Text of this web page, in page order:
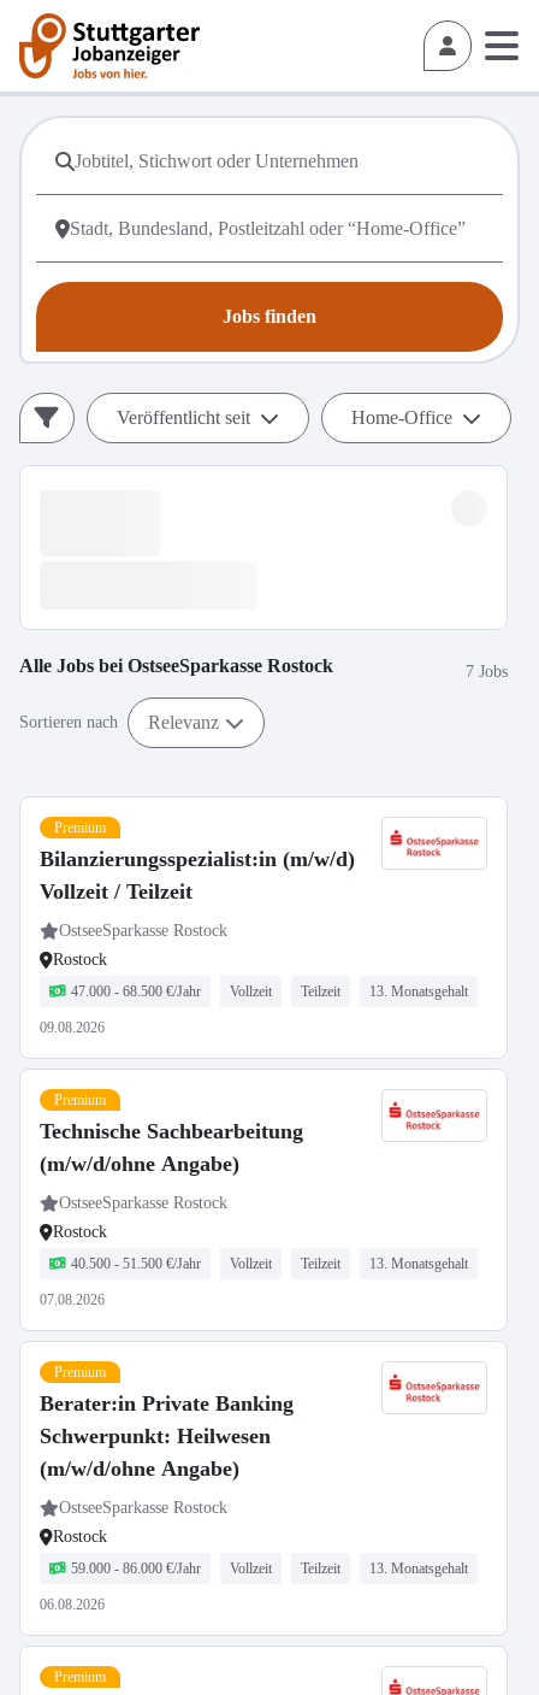
Jobs finden
Veröffentlicht seit Home-Office
Alle Jobs bei OstseeSparkasse Rostock 7 Jobs
Sortieren nach Relevanz
Premium
Bilanzierungsspezialist:in (m/w/d)
Vollzeit / Teilzeit
OstseeSparkasse Rostock
Rostock
47.000 - 68.500 €/Jahr Vollzeit Teilzeit 13. Monatsgehalt
09.08.2026
Premium
Technische Sachbearbeitung
(m/w/d/ohne Angabe)
OstseeSparkasse Rostock
Rostock
40.500 - 51.500 €/Jahr Vollzeit Teilzeit 13. Monatsgehalt
07.08.2026
Premium
Berater:in Private Banking
Schwerpunkt: Heilwesen
(m/w/d/ohne Angabe)
OstseeSparkasse Rostock
Rostock
59.000 - 86.000 €/Jahr Vollzeit Teilzeit 13. Monatsgehalt
06.08.2026
Premium